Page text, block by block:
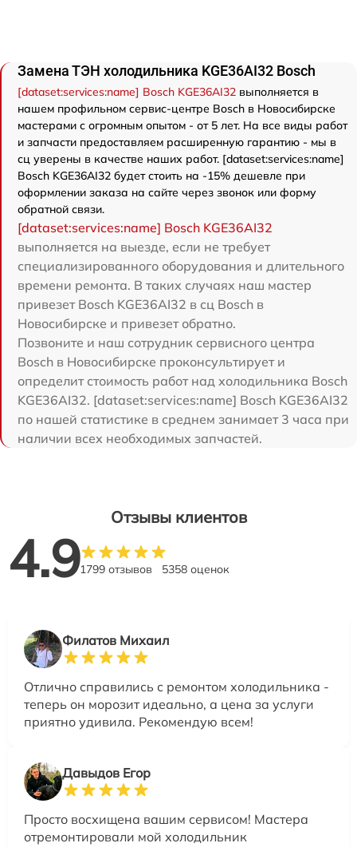
Замена ТЭН холодильника KGE36AI32 Bosch
[dataset:services:name] Bosch KGE36AI32 выполняется в
нашем профильном сервис-центре Bosch в Новосибирске
мастерами с огромным опытом - от 5 лет. На все виды работ
и запчасти предоставляем расширенную гарантию - мы в
сц уверены в качестве наших работ. [dataset:services:name]
Bosch KGE36AI32 будет стоить на -15% дешевле при
оформлении заказа на сайте через звонок или форму
обратной связи.
[dataset:services:name] Bosch KGE36AI32
выполняется на выезде, если не требует
специализированного оборудования и длительного
времени ремонта. В таких случаях наш мастер
привезет Bosch KGE36AI32 в сц Bosch в
Новосибирске и привезет обратно.
Позвоните и наш сотрудник сервисного центра
Bosch в Новосибирске проконсультирует и
определит стоимость работ над холодильника Bosch
KGE36AI32. [dataset:services:name] Bosch KGE36AI32
по нашей статистике в среднем занимает 3 часа при
наличии всех необходимых запчастей.
Отзывы клиентов
4.91799 отзывов 5358 оценок
Филатов Михаил
Отлично справились с ремонтом холодильника -
теперь он морозит идеально, а цена за услуги
приятно удивила. Рекомендую всем!
Давыдов Егор
Просто восхищена вашим сервисом! Мастера
отремонтировали мой холодильник